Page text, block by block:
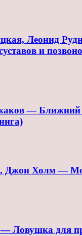
Леонид
и
— Ближний
Джон Холм —
Ловушка для